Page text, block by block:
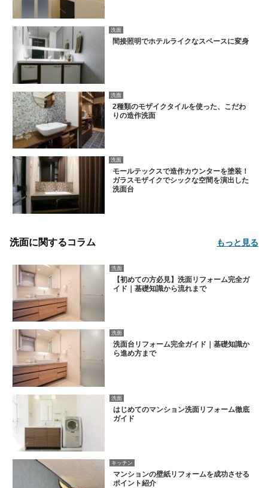
洗面
間接照明でホテルライクなスペースに変身
洗面
2種類のモザイクタイルを使った、こだわ
りの造作洗面
洗面
モールテックスで造作カウンターを塗装！
ガラスモザイクでシックな空間を演出した
洗面台
洗面に関するコラム もっと見る
洗面
【初めての方必見】洗面リフォーム完全ガ
イド｜基礎知識から流れまで
洗面
洗面台リフォーム完全ガイド｜基礎知識か
ら進め方まで
洗面
はじめてのマンション洗面リフォーム徹底
ガイド
キッチン
マンションの壁紙リフォームを成功させる
ポイント紹介